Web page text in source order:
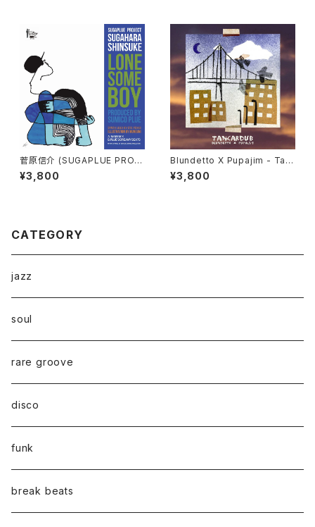
菅原信介 (SUGAPLUE PROJ
ECT) - LONESOME BOY
"7"
¥3,800
Blundetto X Pupajim - Tan
cardub "LP"
¥3,800
CATEGORY
jazz
soul
rare groove
disco
funk
break beats